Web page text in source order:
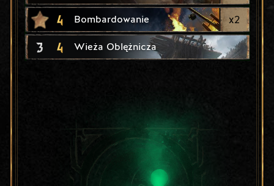
4 Bombardowanie x2
3 4 Wieża Oblężnicza